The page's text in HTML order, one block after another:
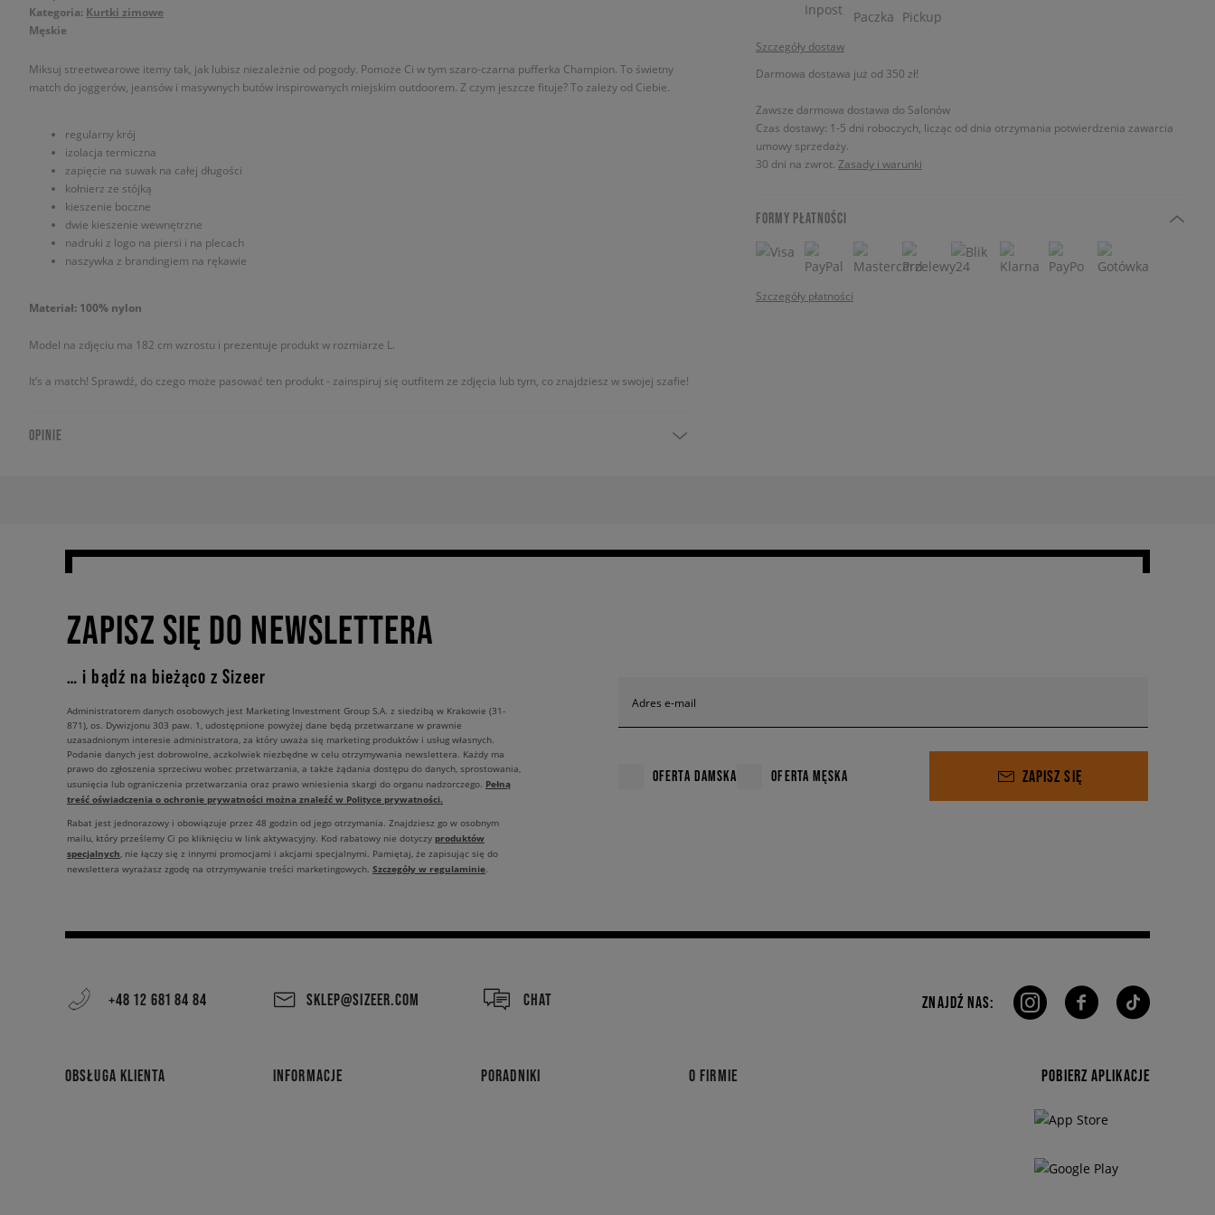
Kategoria: Kurtki zimowe
Męskie
Miksuj streetwearowe itemy tak, jak lubisz niezależnie od pogody. Pomoże Ci w tym szaro-czarna pufferka Champion. To świetny
match do joggerów, jeansów i masywnych butów inspirowanych miejskim outdoorem. Z czym jeszcze fituje? To zależy od Ciebie.
regularny krój
izolacja termiczna
zapięcie na suwak na całej długości
kołnierz ze stójką
kieszenie boczne
dwie kieszenie wewnętrzne
nadruki z logo na piersi i na plecach
naszywka z brandingiem na rękawie
Materiał: 100% nylon
Model na zdjęciu ma 182 cm wzrostu i prezentuje produkt w rozmiarze L.
It’s a match! Sprawdź, do czego może pasować ten produkt - zainspiruj się outfitem ze zdjęcia lub tym, co znajdziesz w swojej szafie!
OPINIE
Szczegóły dostaw
Darmowa dostawa już od 350 zł!
Zawsze darmowa dostawa do Salonów
Czas dostawy: 1-5 dni roboczych, licząc od dnia otrzymania potwierdzenia zawarcia
umowy sprzedaży.
30 dni na zwrot. Zasady i warunki
FORMY PŁATNOŚCI
Szczegóły płatności
ZAPISZ SIĘ DO NEWSLETTERA
… i bądź na bieżąco z Sizeer
Adres e-mail
OFERTA DAMSKA OFERTA MĘSKA ZAPISZ SIĘ
Administratorem danych osobowych jest Marketing Investment Group S.A. z siedzibą w Krakowie (31-
871), os. Dywizjonu 303 paw. 1, udostępnione powyżej dane będą przetwarzane w prawnie
uzasadnionym interesie administratora, za który uważa się marketing produktów i usług własnych.
Podanie danych jest dobrowolne, aczkolwiek niezbędne w celu otrzymywania newslettera. Każdy ma
prawo do zgłoszenia sprzeciwu wobec przetwarzania, a także żądania dostępu do danych, sprostowania,
usunięcia lub ograniczenia przetwarzania oraz prawo wniesienia skargi do organu nadzorczego. Pełną
treść oświadczenia o ochronie prywatności można znaleźć w Polityce prywatności.
Rabat jest jednorazowy i obowiązuje przez 48 godzin od jego otrzymania. Znajdziesz go w osobnym
mailu, który prześlemy Ci po kliknięciu w link aktywacyjny. Kod rabatowy nie dotyczy produktów
specjalnych, nie łączy się z innymi promocjami i akcjami specjalnymi. Pamiętaj, że zapisując się do
newslettera wyrażasz zgodę na otrzymywanie treści marketingowych. Szczegóły w regulaminie.
+48 12 681 84 84 SKLEP@SIZEER.COM CHAT
OBSŁUGA KLIENTA INFORMACJE PORADNIKI O FIRMIE
ZNAJDŹ NAS:
POBIERZ APLIKACJE